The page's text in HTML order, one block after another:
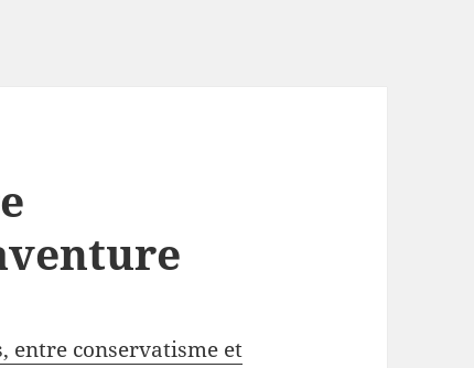
entre conservatisme et